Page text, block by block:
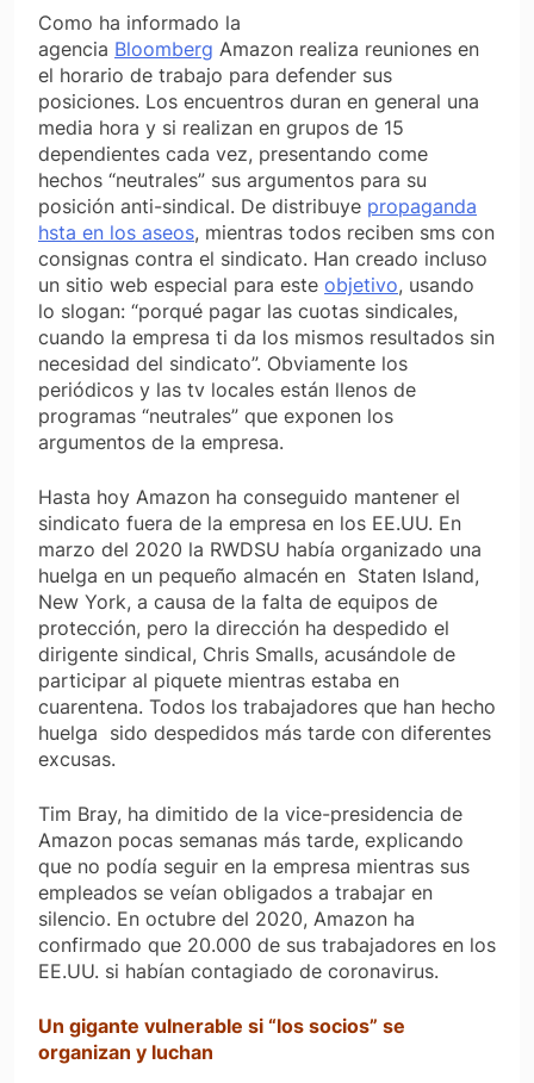
Como ha informado la
agencia Bloomberg Amazon realiza reuniones en
el horario de trabajo para defender sus
posiciones. Los encuentros duran en general una
media hora y si realizan en grupos de 15
dependientes cada vez, presentando come
hechos “neutrales” sus argumentos para su
posición anti-sindical. De distribuye propaganda
hsta en los aseos, mientras todos reciben sms con
consignas contra el sindicato. Han creado incluso
un sitio web especial para este objetivo, usando
lo slogan: “porqué pagar las cuotas sindicales,
cuando la empresa ti da los mismos resultados sin
necesidad del sindicato”. Obviamente los
periódicos y las tv locales están llenos de
programas “neutrales” que exponen los
argumentos de la empresa.
Hasta hoy Amazon ha conseguido mantener el
sindicato fuera de la empresa en los EE.UU. En
marzo del 2020 la RWDSU había organizado una
huelga en un pequeño almacén en Staten Island,
New York, a causa de la falta de equipos de
protección, pero la dirección ha despedido el
dirigente sindical, Chris Smalls, acusándole de
participar al piquete mientras estaba en
cuarentena. Todos los trabajadores que han hecho
huelga sido despedidos más tarde con diferentes
excusas.
Tim Bray, ha dimitido de la vice-presidencia de
Amazon pocas semanas más tarde, explicando
que no podía seguir en la empresa mientras sus
empleados se veían obligados a trabajar en
silencio. En octubre del 2020, Amazon ha
confirmado que 20.000 de sus trabajadores en los
EE.UU. si habían contagiado de coronavirus.
Un gigante vulnerable si “los socios” se
organizan y luchan